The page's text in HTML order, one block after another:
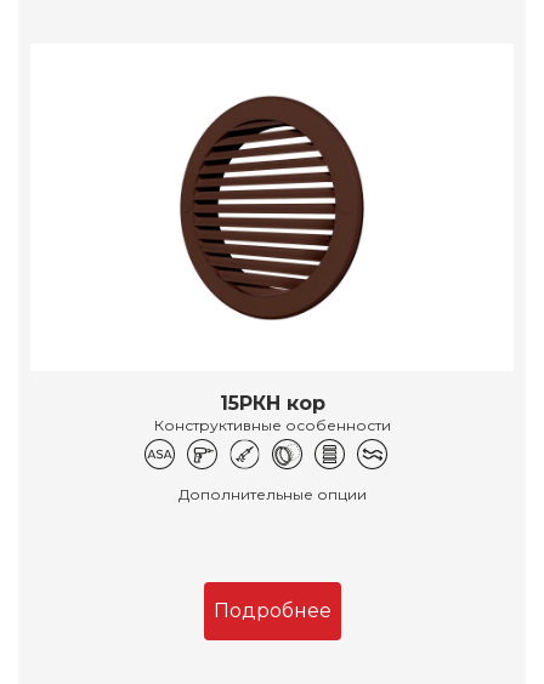
15РКН кор
Конструктивные особенности
Дополнительные опции
Подробнее